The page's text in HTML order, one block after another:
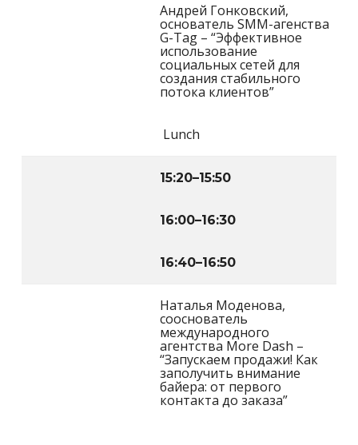
Андрей Гонковский,
основатель SMM-агенства
G-Tag – “Эффективное
использование
социальных сетей для
создания стабильного
потока клиентов”
Lunch
15:20–15:50
16:00–16:30
16:40–16:50
Наталья Моденова,
сооснователь
международного
агентства More Dash –
“Запускаем продажи! Как
заполучить внимание
байера: от первого
контакта до заказа”